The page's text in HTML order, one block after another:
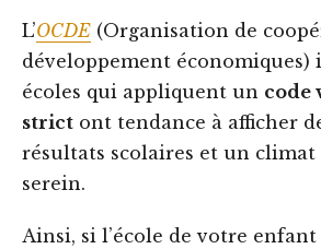
L’OCDE (Organisation de
développement économiques)
écoles qui appliquent un code
strict ont tendance à afficher
résultats scolaires et un climat
serein.
Ainsi, si l’école de votre